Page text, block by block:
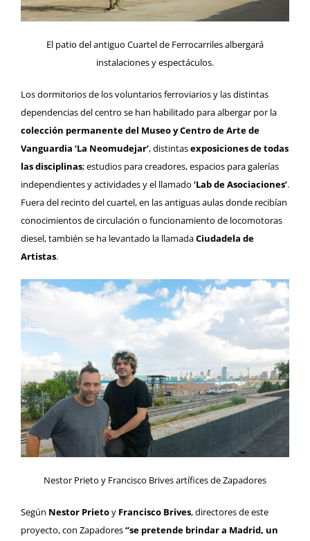
El patio del antiguo Cuartel de Ferrocarriles albergará
instalaciones y espectáculos.
Los dormitorios de los voluntarios ferroviarios y las distintas
dependencias del centro se han habilitado para albergar por la
colección permanente del Museo y Centro de Arte de
Vanguardia ‘La Neomudejar’, distintasexposiciones de todas
las disciplinas; estudios para creadores, espacios para galerías
independientes y actividades y el llamado ‘Lab de Asociaciones’.
Fuera del recinto del cuartel, en las antiguas aulas donde recibían
conocimientos de circulación o funcionamiento de locomotoras
diesel, también se ha levantado la llamadaCiudadela de
Artistas.
Nestor Prieto y Francisco Brives artífices de Zapadores
Según Nestor Prietoy Francisco Brives, directores de este
proyecto, con Zapadores“se pretende brindar a Madrid, un